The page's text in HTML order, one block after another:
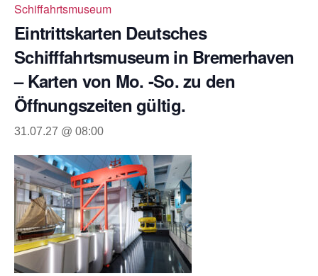
Schiffahrtsmuseum
Eintrittskarten Deutsches
Schifffahrtsmuseum in Bremerhaven
– Karten von Mo. -So. zu den
Öffnungszeiten gültig.
31.07.27 @ 08:00